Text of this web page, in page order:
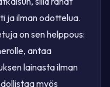
ja ilman odottelua.
on sen helppous:
antaa
lainasta ilman
myös